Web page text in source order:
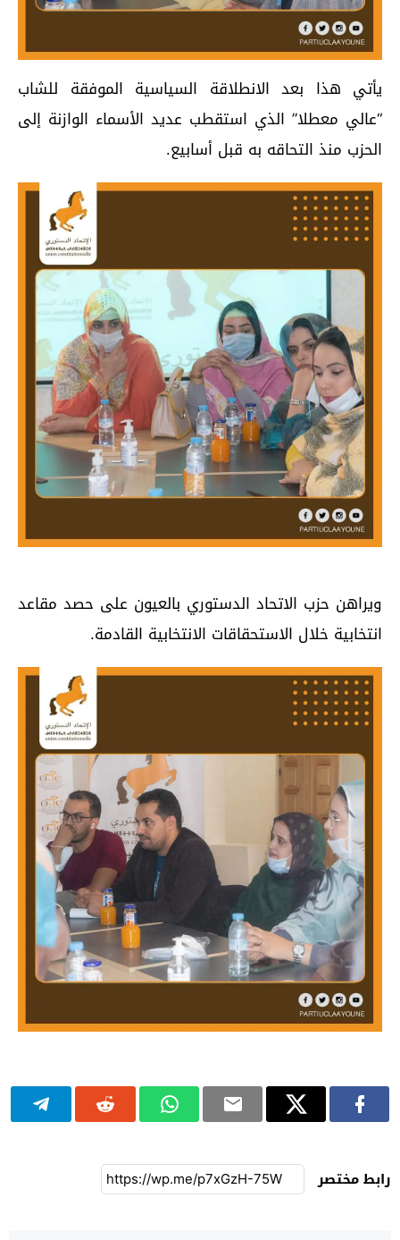
يأتي هذا بعد الانطلاقة السياسية الموفقة للشاب
“عالي معطلا” الذي استقطب عديد الأسماء الوازنة إلى
الحزب منذ التحاقه به قبل أسابيع.
ويراهن حزب الاتحاد الدستوري بالعيون على حصد مقاعد
انتخابية خلال الاستحقاقات الانتخابية القادمة.
رابط مختصر